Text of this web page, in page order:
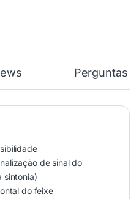
Perguntas
de sinal do
sintonia)
do feixe